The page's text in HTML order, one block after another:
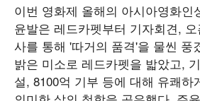
이번 영화제 올해의 아시아영화인
윤발은 레드카펫부터 기자회견,
사를 통해 '따거의 품격'을 물씬 풍
밝은 미소로 레드카펫을 밟았고,
설, 8100억 기부 등에 대해 유쾌하